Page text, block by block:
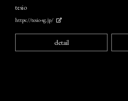
tesio
https://tesio-sg.jp/
detail